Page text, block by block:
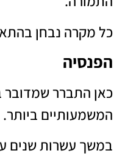
כל מקרה נבחן
הפנסיה
כאן התברר
המשמעותיים ביותר.
במשך עשרות שנים